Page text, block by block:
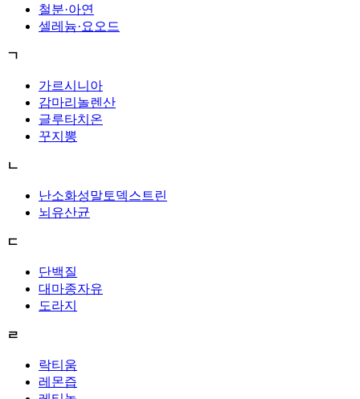
철분·아연
셀레늄·요오드
ㄱ
가르시니아
감마리놀렌산
글루타치온
꾸지뽕
ㄴ
난소화성말토덱스트린
뇌유산균
ㄷ
단백질
대마종자유
도라지
ㄹ
락티움
레몬즙